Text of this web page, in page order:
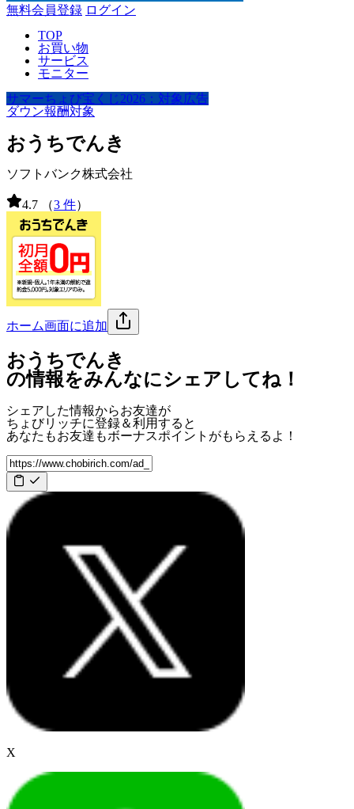
無料会員登録 ログイン
TOP
お買い物
サービス
モニター
サマーちょび宝くじ2026：対象広告
ダウン報酬対象
おうちでんき
ソフトバンク株式会社
4.7 （3 件）
ホーム画面に追加
おうちでんき
の情報をみんなにシェアしてね！
シェアした情報からお友達が
ちょびリッチに登録＆利用すると
あなたもお友達もボーナスポイント がもらえるよ！
X